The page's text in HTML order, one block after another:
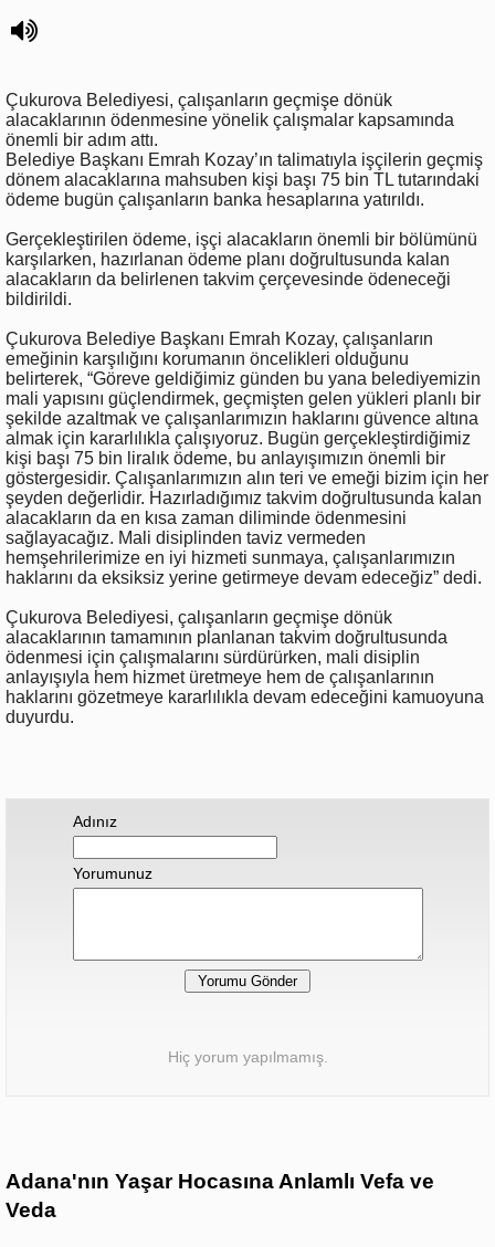
Çukurova Belediyesi, çalışanların geçmişe dönük
alacaklarının ödenmesine yönelik çalışmalar kapsamında
önemli bir adım attı.
Belediye Başkanı Emrah Kozay’ın talimatıyla işçilerin geçmiş
dönem alacaklarına mahsuben kişi başı 75 bin TL tutarındaki
ödeme bugün çalışanların banka hesaplarına yatırıldı.
Gerçekleştirilen ödeme, işçi alacakların önemli bir bölümünü
karşılarken, hazırlanan ödeme planı doğrultusunda kalan
alacakların da belirlenen takvim çerçevesinde ödeneceği
bildirildi.
Çukurova Belediye Başkanı Emrah Kozay, çalışanların
emeğinin karşılığını korumanın öncelikleri olduğunu
belirterek, “Göreve geldiğimiz günden bu yana belediyemizin
mali yapısını güçlendirmek, geçmişten gelen yükleri planlı bir
şekilde azaltmak ve çalışanlarımızın haklarını güvence altına
almak için kararlılıkla çalışıyoruz. Bugün gerçekleştirdiğimiz
kişi başı 75 bin liralık ödeme, bu anlayışımızın önemli bir
göstergesidir. Çalışanlarımızın alın teri ve emeği bizim için her
şeyden değerlidir. Hazırladığımız takvim doğrultusunda kalan
alacakların da en kısa zaman diliminde ödenmesini
sağlayacağız. Mali disiplinden taviz vermeden
hemşehrilerimize en iyi hizmeti sunmaya, çalışanlarımızın
haklarını da eksiksiz yerine getirmeye devam edeceğiz” dedi.
Çukurova Belediyesi, çalışanların geçmişe dönük
alacaklarının tamamının planlanan takvim doğrultusunda
ödenmesi için çalışmalarını sürdürürken, mali disiplin
anlayışıyla hem hizmet üretmeye hem de çalışanlarının
haklarını gözetmeye kararlılıkla devam edeceğini kamuoyuna
duyurdu.
Adınız
Yorumunuz
Hiç yorum yapılmamış.
Adana'nın Yaşar Hocasına Anlamlı Vefa ve
Veda